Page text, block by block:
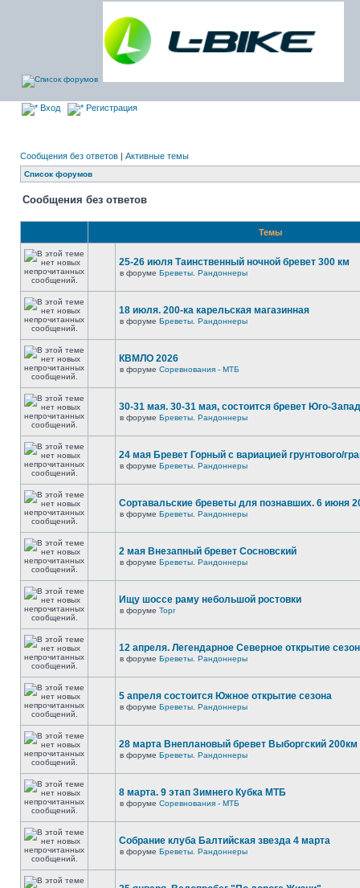
Вход Регистрация
Сообщения без ответов | Активные темы
Список форумов
Сообщения без ответов
Темы
25-26 июля Таинственный ночной бревет 300 км
в форуме Бреветы. Рандоннеры
18 июля. 200-ка карельская магазинная
в форуме Бреветы. Рандоннеры
КВМЛО 2026
в форуме Соревнования - МТБ
30-31 мая. 30-31 мая, состоится бревет Юго-
в форуме Бреветы. Рандоннеры
24 мая Бревет Горный с вариацией грунтового/
в форуме Бреветы. Рандоннеры
Сортавальские бреветы для познавших. 6 июня
в форуме Бреветы. Рандоннеры
2 мая Внезапный бревет Сосновский
в форуме Бреветы. Рандоннеры
Ищу шоссе раму небольшой ростовки
в форуме Торг
12 апреля. Легендарное Северное открытие
в форуме Бреветы. Рандоннеры
5 апреля состоится Южное открытие сезона
в форуме Бреветы. Рандоннеры
28 марта Внеплановый бревет Выборгский 200км
в форуме Бреветы. Рандоннеры
8 марта. 9 этап Зимнего Кубка МТБ
в форуме Соревнования - МТБ
Собрание клуба Балтийская звезда 4 марта
в форуме Бреветы. Рандоннеры